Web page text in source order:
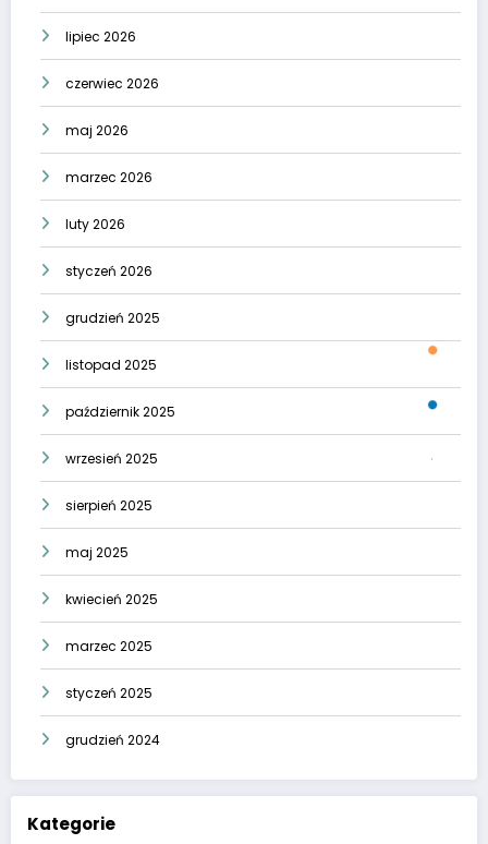
lipiec 2026
czerwiec 2026
maj 2026
marzec 2026
luty 2026
styczeń 2026
grudzień 2025
listopad 2025
październik 2025
wrzesień 2025
sierpień 2025
maj 2025
kwiecień 2025
marzec 2025
styczeń 2025
grudzień 2024
Kategorie